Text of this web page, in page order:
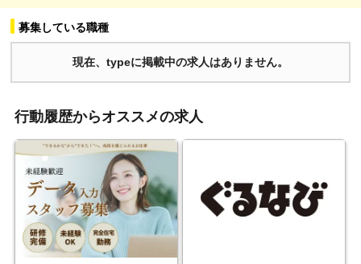
募集している職種
現在、typeに掲載中の求人はありません。
行動履歴からオススメの求人